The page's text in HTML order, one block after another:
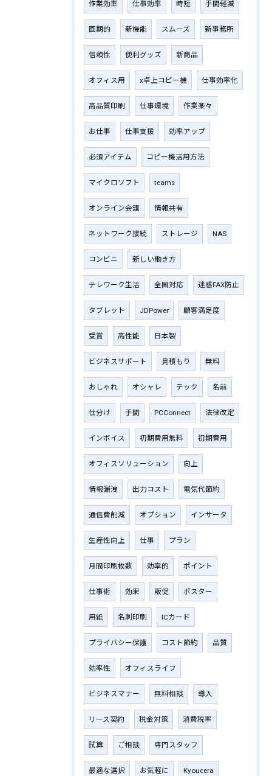
作業効率 仕事効率 時短 手間軽減
画期的 新機能 スムーズ 新事務所
信頼性 便利グッズ 新商品
オフィス用 x卓上コピー機 仕事効率化
高品質印刷 仕事環境 作業楽々
お仕事 仕事支援 効率アップ
必須アイテム コピー機活用方法
マイクロソフト teams
オンライン会議 情報共有
ネットワーク接続 ストレージ NAS
コンビニ 新しい働き方
テレワーク生活 全国対応 迷惑FAX防止
タブレット JDPower 顧客満足度
受賞 高性能 日本製
ビジネスサポート 見積もり 無料
おしゃれ オシャレ テック 名前
仕分け 手間 PCConnect 法律改定
インボイス 初期費用無料 初期費用
オフィスソリューション 向上
情報漏洩 出力コスト 電気代節約
通信費削減 オプション インサータ
生産性向上 仕事 プラン
月間印刷枚数 効率的 ポイント
仕事術 効果 販促 ポスター
用紙 名刺印刷 ICカード
プライバシー保護 コスト節約 品質
効率性 オフィスライフ
ビジネスマナー 無料相談 導入
リース契約 税金対策 消費税率
試算 ご相談 専門スタッフ
最適な選択 お気軽に Kyoucera